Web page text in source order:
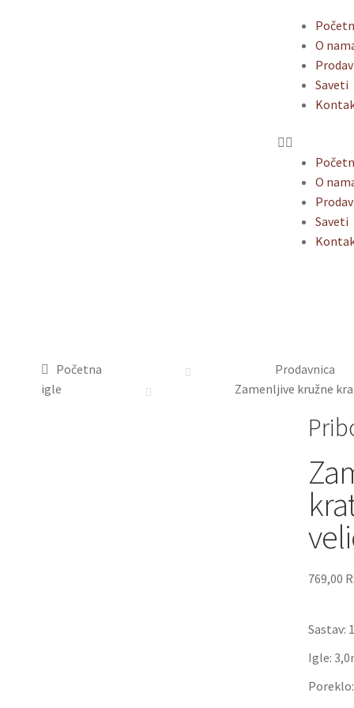
O
Saveti
O
Saveti
Početna
Prodavnica
igle
Zamenljive kružne
769,00
Sastav:
Igle: